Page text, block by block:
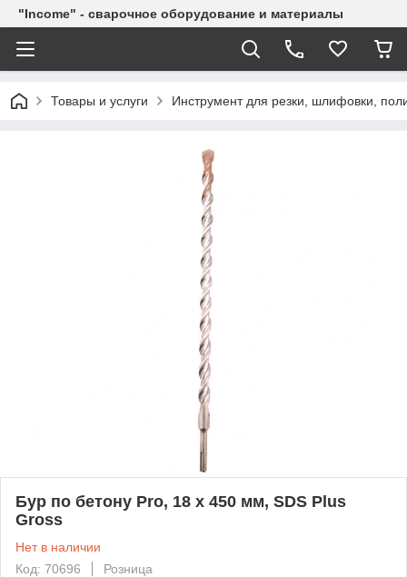
"Income" - сварочное оборудование и материалы
Товары и услуги Инструмент для резки, шлифовки,
Бур по бетону Pro, 18 х 450 мм, SDS Plus
Gross
Нет в наличии
Код: 70696
Розница